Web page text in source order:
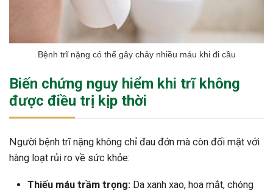
Bệnh trĩ nặng có thể gây chảy nhiều máu khi đi cầu
Biến chứng nguy hiểm khi trĩ không
được điều trị kịp thời
Người bệnh trĩ nặng không chỉ đau đớn mà còn đối mặt với
hàng loạt rủi ro về sức khỏe:
Thiếu máu trầm trọng: Da xanh xao, hoa mắt, chóng